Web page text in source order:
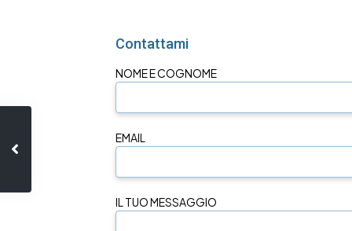
Contattami
NOME E COGNOME
EMAIL
IL TUO MESSAGGIO